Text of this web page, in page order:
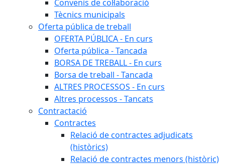
Convenis de col·laboració
Tècnics municipals
Oferta pública de treball
OFERTA PÚBLICA - En curs
Oferta pública - Tancada
BORSA DE TREBALL - En curs
Borsa de treball - Tancada
ALTRES PROCESSOS - En curs
Altres processos - Tancats
Contractació
Contractes
Relació de contractes adjudicats
(històrics)
Relació de contractes menors (històric)